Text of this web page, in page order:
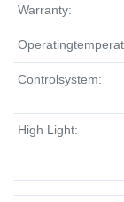
Warranty:
Controlsystem:
High Light: